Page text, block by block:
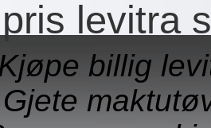
pris levitra
billig